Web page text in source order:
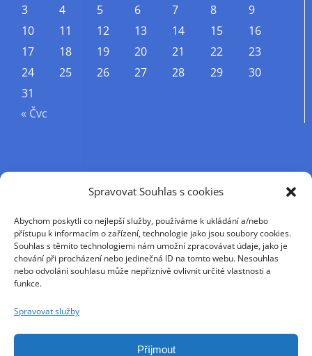
Spravovat Souhlas s cookies
Abychom poskytli co nejlepší služby, používáme k ukládání a/nebo
přístupu k informacím o zařízení, technologie jako jsou soubory cookies.
Souhlas s těmito technologiemi nám umožní zpracovávat údaje, jako je
chování při procházení nebo jedinečná ID na tomto webu. Nesouhlas
nebo odvolání souhlasu může nepříznivě ovlivnit určité vlastnosti a
funkce.
Spravovat služby
Příjmout
3
4 5 6 7 8
9
10
11 12 13 14 15
16
17
18 19 20 21 22
23
24
25 26 27 28 29
30
31
« Čvc
Příjmení
Křestní jméno
E-mail
Pokračováním přijímáte zásady ochrany osobních